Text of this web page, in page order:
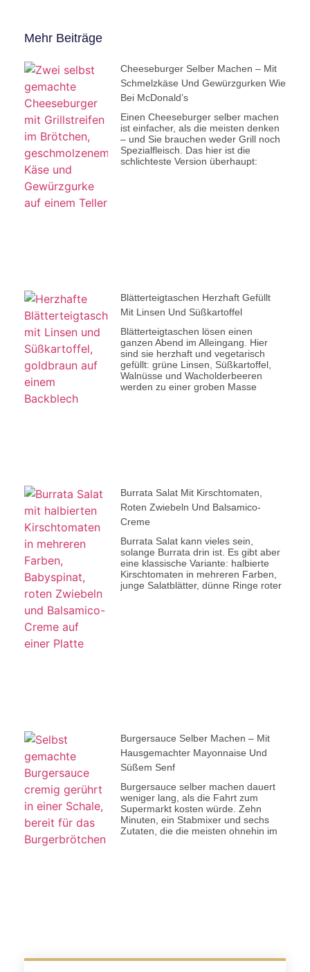
Mehr Beiträge
Cheeseburger Selber Machen – Mit
Schmelzkäse Und Gewürzgurken Wie
Bei McDonald’s
Einen Cheeseburger selber machen
ist einfacher, als die meisten denken
– und Sie brauchen weder Grill noch
Spezialfleisch. Das hier ist die
schlichteste Version überhaupt:
Blätterteigtaschen Herzhaft Gefüllt
Mit Linsen Und Süßkartoffel
Blätterteigtaschen lösen einen
ganzen Abend im Alleingang. Hier
sind sie herzhaft und vegetarisch
gefüllt: grüne Linsen, Süßkartoffel,
Walnüsse und Wacholderbeeren
werden zu einer groben Masse
Burrata Salat Mit Kirschtomaten,
Roten Zwiebeln Und Balsamico-
Creme
Burrata Salat kann vieles sein,
solange Burrata drin ist. Es gibt aber
eine klassische Variante: halbierte
Kirschtomaten in mehreren Farben,
junge Salatblätter, dünne Ringe roter
Burgersauce Selber Machen – Mit
Hausgemachter Mayonnaise Und
Süßem Senf
Burgersauce selber machen dauert
weniger lang, als die Fahrt zum
Supermarkt kosten würde. Zehn
Minuten, ein Stabmixer und sechs
Zutaten, die die meisten ohnehin im